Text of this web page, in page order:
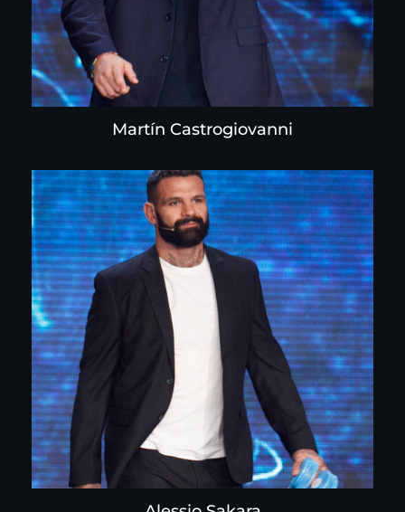
Martín Castrogiovanni